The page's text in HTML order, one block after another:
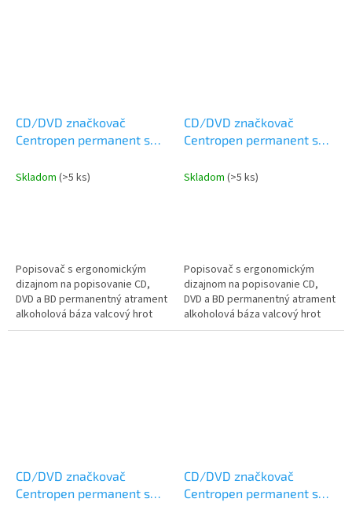
CD/DVD značkovač
Centropen permanent s
4616 červený
Skladom (>5 ks)
Popisovač s ergonomickým
dizajnom na popisovanie CD,
DVD a BD permanentný atrament
alkoholová báza valcový hrot
stopa 0,6mm
CD/DVD značkovač
Centropen permanent s
4616 čierny
Skladom (>5 ks)
Popisovač s ergonomickým
dizajnom na popisovanie CD,
DVD a BD permanentný atrament
alkoholová báza valcový hrot
stopa 0,6mm
CD/DVD značkovač
Centropen permanent s
CD/DVD značkovač
Centropen permanent s